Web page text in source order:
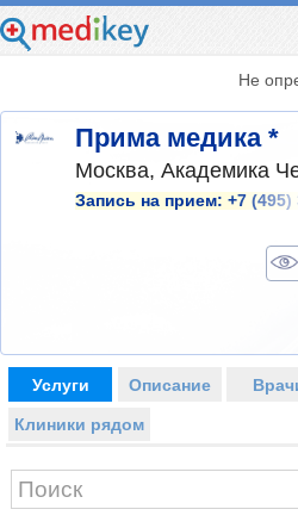
Не
Прима медика *
Москва, Академика
Запись на прием: +7 (495)
Услуги Описание
Клиники рядом